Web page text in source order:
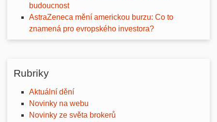
budoucnost
AstraZeneca mění americkou burzu: Co to
znamená pro evropského investora?
Rubriky
Aktuální dění
Novinky na webu
Novinky ze světa brokerů